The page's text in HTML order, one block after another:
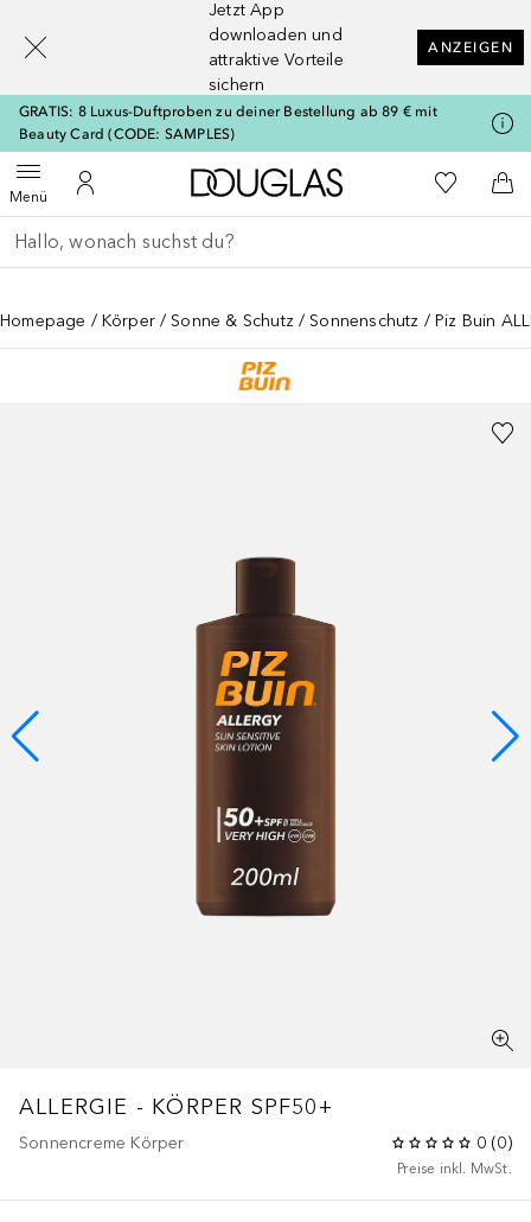
Jetzt App
downloaden und
attraktive Vorteile
sichern
ANZEIGEN
GRATIS: 8 Luxus-Duftproben zu deiner Bestellung ab 89 € mit
Beauty Card (CODE: SAMPLES)
MenüMenü öffnenZu Meinem Kundenkonto
Zur Douglas Startseite
Zu Meiner
Gehe zurück
Suche ausführen
Homepage Körper Sonne & Schutz Sonnenschutz Piz Buin
ALLERGIE - KÖRPER SPF50+
Sonnencreme Körper 0 (0)
Preise inkl. MwSt.
[navigation.slideout.screenreader]